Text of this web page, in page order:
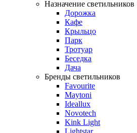
Назначение светильников
Дорожка
Кафе
Крыльцо
Парк
Тротуар
Беседка
Дача
Бренды светильников
Favourite
Maytoni
Ideallux
Novotech
Kink Light
Lightstar